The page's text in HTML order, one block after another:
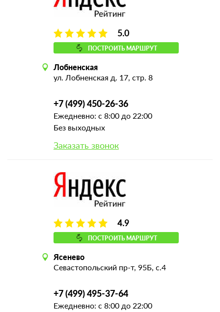
5.0
ПОСТРОИТЬ МАРШРУТ
Лобненская
ул. Лобненская д. 17, стр. 8
+7 (499) 450-26-36
Ежедневно: с 8:00 до 22:00
Без выходных
Заказать звонок
4.9
ПОСТРОИТЬ МАРШРУТ
Ясенево
Севастопольский пр-т, 95Б, с.4
+7 (499) 495-37-64
Ежедневно: с 8:00 до 22:00